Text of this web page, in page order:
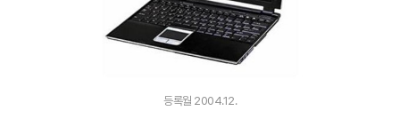
등록월 2004.12.